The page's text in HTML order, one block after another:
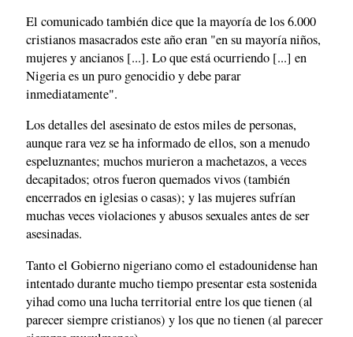
El comunicado también dice que la mayoría de los 6.000
cristianos masacrados este año eran "en su mayoría niños,
mujeres y ancianos [...]. Lo que está ocurriendo [...] en
Nigeria es un puro genocidio y debe parar
inmediatamente".
Los detalles del asesinato de estos miles de personas,
aunque rara vez se ha informado de ellos, son a menudo
espeluznantes; muchos murieron a machetazos, a veces
decapitados; otros fueron quemados vivos (también
encerrados en iglesias o casas); y las mujeres sufrían
muchas veces violaciones y abusos sexuales antes de ser
asesinadas.
Tanto el Gobierno nigeriano como el estadounidense han
intentado durante mucho tiempo presentar esta sostenida
yihad como una lucha territorial entre los que tienen (al
parecer siempre cristianos) y los que no tienen (al parecer